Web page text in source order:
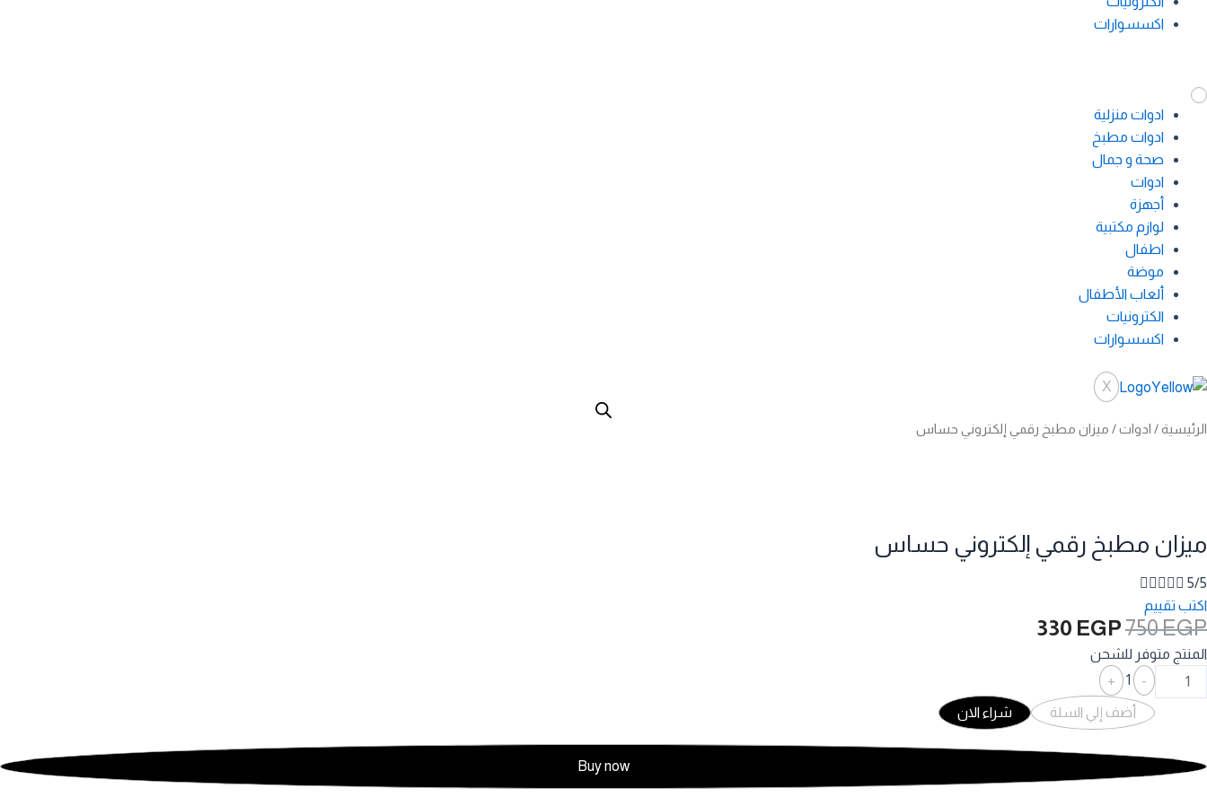
اكسسوارات
ادوات منزلية
ادوات مطبخ
صحة و جمال
ادوات
أجهزة
لوازم مكتبية
اطفال
موضة
ألعاب الأطفال
الكترونيات
اكسسوارات
X
الرئيسية/ ادوات/ ميزان مطبخ رقمي إلكتروني حساس
ميزان مطبخ رقمي إلكتروني حساس
     5/5
اكتب تقييم
750EGP
السعر
الأصلي
هو:
750 EGP.
330 EGP
330 EGP.
المنتج متوفر للشحن
Quantity
-
1
+
أضف إلي السلة شراء الان
Buy now